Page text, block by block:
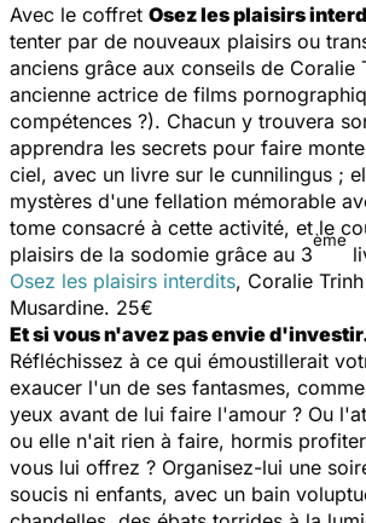
Avec le coffret Osez les plaisirs
tenter par de nouveaux plaisirs ou
anciens grâce aux conseils de Coralie
ancienne actrice de films
compétences ?). Chacun y trouvera
apprendra les secrets pour faire
ciel, avec un livre sur le cunnilingus ;
mystères d'une fellation mémorable
tome consacré à cette activité, et le
plaisirs de la sodomie grâce au 3
ème
Osez les plaisirs interdits, Coralie
Musardine. 25€
Et si vous n'avez pas envie
Réfléchissez à ce qui émoustillerait
exaucer l'un de ses fantasmes,
yeux avant de lui faire l'amour ? Ou
ou elle n'ait rien à faire, hormis
vous lui offrez ? Organisez-lui une
soucis ni enfants, avec un bain